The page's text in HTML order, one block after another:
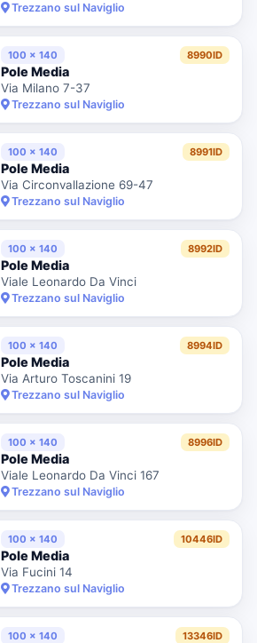
Trezzano sul Naviglio
100 x 140 8990ID
Pole Media
Via Milano 7-37
Trezzano sul Naviglio
100 x 140 8991ID
Pole Media
Via Circonvallazione 69-47
Trezzano sul Naviglio
100 x 140 8992ID
Pole Media
Viale Leonardo Da Vinci
Trezzano sul Naviglio
100 x 140 8994ID
Pole Media
Via Arturo Toscanini 19
Trezzano sul Naviglio
100 x 140 8996ID
Pole Media
Viale Leonardo Da Vinci 167
Trezzano sul Naviglio
100 x 140 10446ID
Pole Media
Via Fucini 14
Trezzano sul Naviglio
100 x 140 13346ID